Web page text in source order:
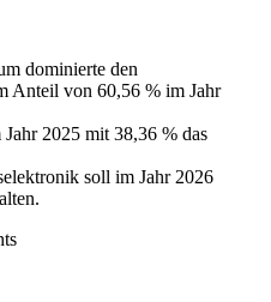
dominierte den
Anteil von 60,56 % im Jahr
2025 mit 38,36 % das
soll im Jahr 2026